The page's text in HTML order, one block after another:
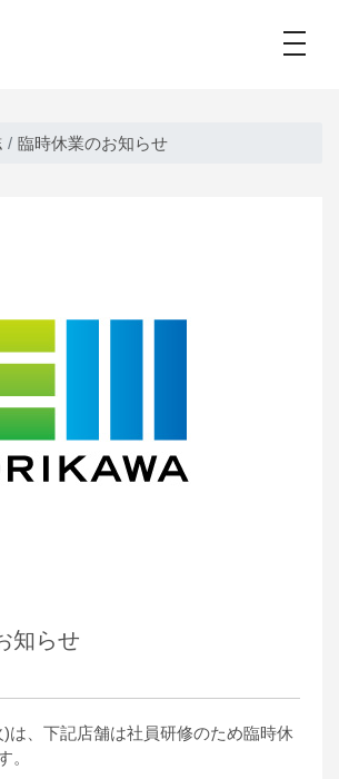
臨時休業のお知らせ
知らせ
)は、下記店舗は社員研修のため臨時休
。